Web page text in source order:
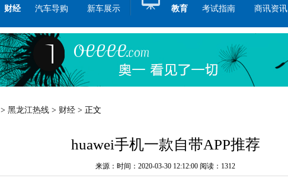
财经
汽车导购 新车展示
教育
考试指南 商讯资讯
> 黑龙江热线 > 财经 > 正文
huawei手机一款自带APP推荐
来源：时间：2020-03-30 12:12:00 阅读：1312